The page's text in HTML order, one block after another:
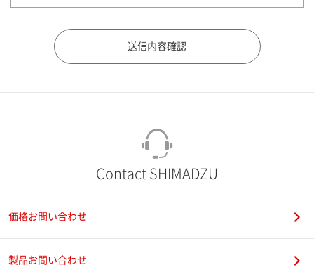
Contact SHIMADZU
価格お問い合わせ
製品お問い合わせ